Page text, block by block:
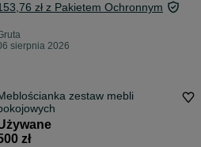
zł z Pakietem Ochronnym
sierpnia 2026
zestaw mebli
zł